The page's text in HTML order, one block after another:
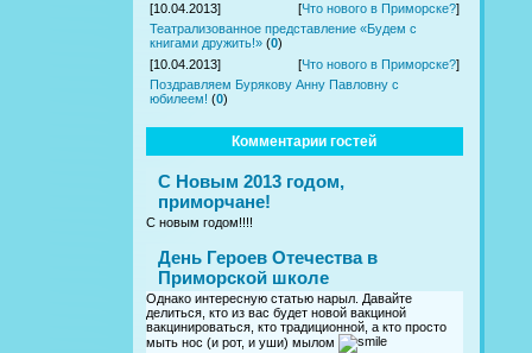
[10.04.2013]
[Что нового в Приморске?]
Театрализованное представление «Будем с
книгами дружить!» (0)
[10.04.2013]
[Что нового в Приморске?]
Поздравляем Бурякову Анну Павловну с
юбилеем! (0)
Комментарии гостей
С Новым 2013 годом,
приморчане!
С новым годом!!!!
День Героев Отечества в
Приморской школе
Однако интересную статью нарыл. Давайте
делиться, кто из вас будет новой вакциной
вакцинироваться, кто традиционной, а кто просто
мыть нос (и рот, и уши) мылом